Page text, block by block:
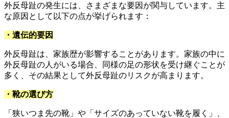
外反母趾の発生には、さまざまな要因が関与しています。主
な原因として以下の点が挙げられます：
・遺伝的要因
外反母趾は、家族歴が影響することがあります。家族の中に
外反母趾の人がいる場合、同様の足の形状を受け継ぐことが
多く、その結果として外反母趾のリスクが高まります。
・靴の選び方
「狭いつま先の靴」や「サイズのあっていない靴を履く」、